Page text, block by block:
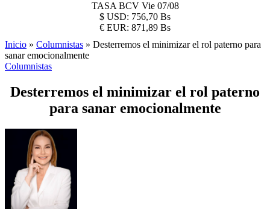
TASA BCV Vie 07/08
$ USD: 756,70 Bs
€ EUR: 871,89 Bs
Inicio » Columnistas » Desterremos el minimizar el rol paterno para
sanar emocionalmente
Columnistas
Desterremos el minimizar el rol paterno
para sanar emocionalmente